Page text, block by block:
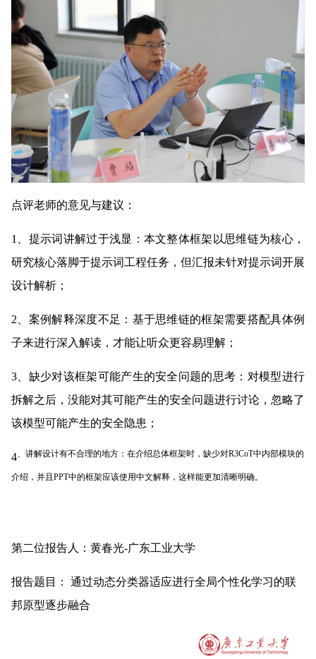
点评老师的意见与建议：
1、提示词讲解过于浅显：本文整体框架以思维链为核心，
研究核心落脚于提示词工程任务，但汇报未针对提示词开展
设计解析；
2、案例解释深度不足：基于思维链的框架需要搭配具体例
子来进行深入解读，才能让听众更容易理解；
3、缺少对该框架可能产生的安全问题的思考：对模型进行
拆解之后，没能对其可能产生的安全问题进行讨论，忽略了
该模型可能产生的安全隐患；
4、讲解设计有不合理的地方：在介绍总体框架时，缺少对R3CoT中内部模块的
介绍，并且PPT中的框架应该使用中文解释，这样能更加清晰明确。
第二位报告人：黄春光-广东工业大学
报告题目： 通过动态分类器适应进行全局个性化学习的联
邦原型逐步融合